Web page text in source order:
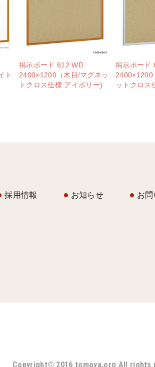
ト
掲示ボード 612 WD
2400×1200（木目/マグネッ
トクロス仕様 アイボリー)
掲示ボード
2400×1200
ットクロス
採用情報 お知らせ お
Copyright© 2016 tomoya.org All rights